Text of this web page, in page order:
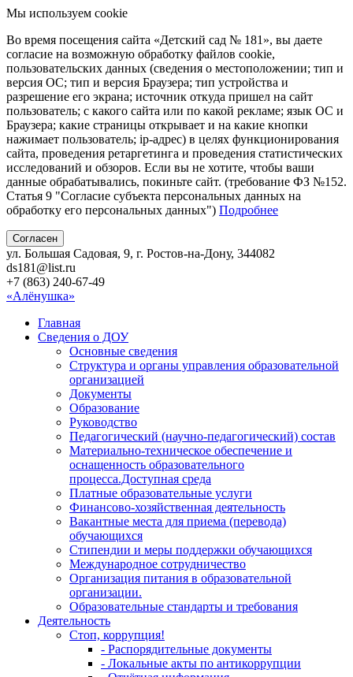
Мы используем cookie
Во время посещения сайта «Детский сад № 181», вы даете
согласие на возможную обработку файлов cookie,
пользовательских данных (сведения о местоположении; тип и
версия ОС; тип и версия Браузера; тип устройства и
разрешение его экрана; источник откуда пришел на сайт
пользователь; с какого сайта или по какой рекламе; язык ОС и
Браузера; какие страницы открывает и на какие кнопки
нажимает пользователь; ip-адрес) в целях функционирования
сайта, проведения ретаргетинга и проведения статистических
исследований и обзоров. Если вы не хотите, чтобы ваши
данные обрабатывались, покиньте сайт. (требование ФЗ №152.
Статья 9 "Согласие субъекта персональных данных на
обработку его персональных данных") Подробнее
Согласен
ул. Большая Садовая, 9, г. Ростов-на-Дону, 344082
ds181@list.ru
+7 (863) 240-67-49
«Алёнушка»
Главная
Сведения о ДОУ
Основные сведения
Структура и органы управления образовательной
организацией
Документы
Образование
Руководство
Педагогический (научно-педагогический) состав
Материально-техническое обеспечение и
оснащенность образовательного
процесса.Доступная среда
Платные образовательные услуги
Финансово-хозяйственная деятельность
Вакантные места для приема (перевода)
обучающихся
Стипендии и меры поддержки обучающихся
Международное сотрудничество
Организация питания в образовательной
организации.
Образовательные стандарты и требования
Деятельность
Стоп, коррупция!
- Распорядительные документы
- Локальные акты по антикоррупции